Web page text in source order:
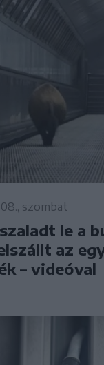
szombat
le a
az
– videóval